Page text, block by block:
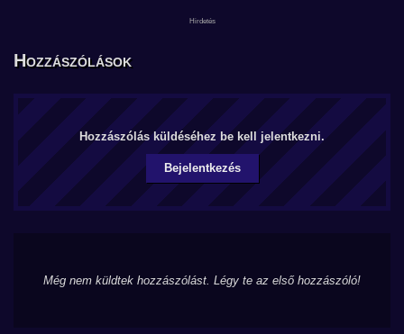
Hozzászólások
Hozzászólás küldéséhez be kell jelentkezni.
Bejelentkezés
Még nem küldtek hozzászólást. Légy te az első hozzászóló!